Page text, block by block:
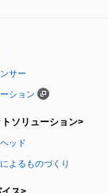
サー
ション
ソリューション>
ッド
よるものづくり